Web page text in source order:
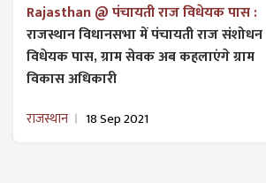
Rajasthan @ पंचायती राज विधेयक पास :
राजस्थान विधानसभा में पंचायती राज ​संशोधन
विधेयक पास, ग्राम सेवक अब कहलाएंगे ग्राम
विकास अधिकारी
राजस्थान 18 Sep 2021